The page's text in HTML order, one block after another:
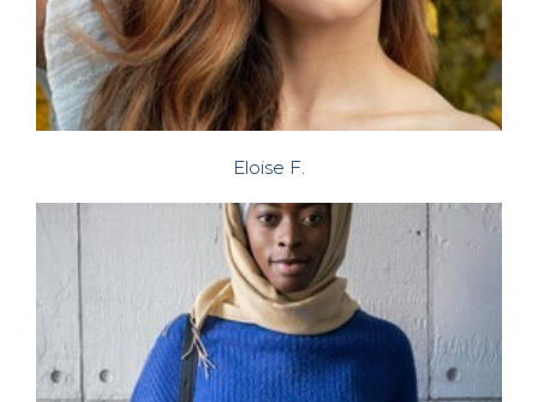
Eloise F.